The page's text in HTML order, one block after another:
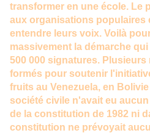
transformer en une école. Le
aux organisations populaires
entendre leurs voix. Voilà
massivement la démarche
500 000 signatures.
formés pour soutenir
fruits au Venezuela, en
société civile n'avait eu
de la constitution de 1982 ni
constitution ne prévoyait